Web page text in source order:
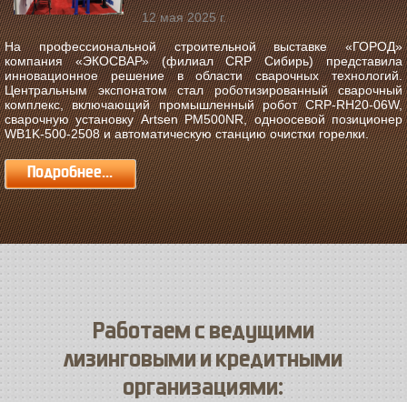
12 мая 2025 г.
На профессиональной строительной выставке «ГОРОД»
компания «ЭКОСВАР» (филиал CRP Сибирь) представила
инновационное решение в области сварочных технологий.
Центральным экспонатом стал роботизированный сварочный
комплекс, включающий промышленный робот CRP-RH20-06W,
сварочную установку Artsen PM500NR, одноосевой позиционер
WB1K-500-2508 и автоматическую станцию очистки горелки.
Подробнее...
Работаем с ведущими
лизинговыми и кредитными
организациями: